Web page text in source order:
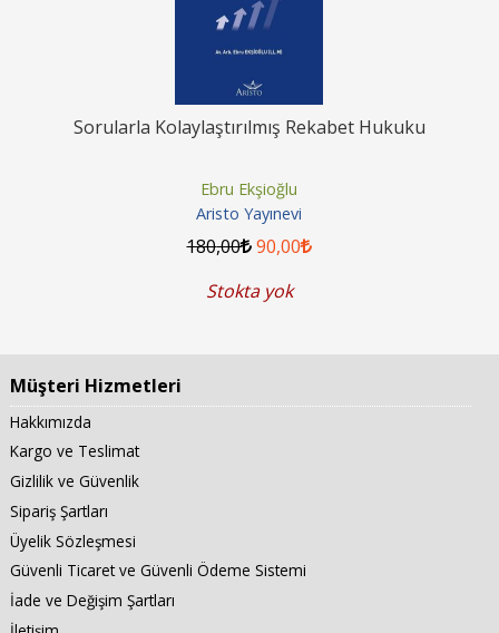
Sorularla Kolaylaştırılmış Rekabet Hukuku
Ebru Ekşioğlu
Aristo Yayınevi
180,00 90,00
Stokta yok
Müşteri Hizmetleri
Hakkımızda
Kargo ve Teslimat
Gizlilik ve Güvenlik
Sipariş Şartları
Üyelik Sözleşmesi
Güvenli Ticaret ve Güvenli Ödeme Sistemi
İade ve Değişim Şartları